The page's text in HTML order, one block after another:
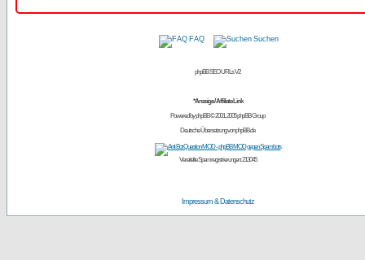
FAQ Suchen
phpBB SEO URLs V2
*Anzeige / Affiliate Link
Powered byphpBB© 2001, 2005 phpBB Group
Deutsche Übersetzung vonphpBB.de
Vereitelte Spamregistrierungen: 213045
Impressum & Datenschutz